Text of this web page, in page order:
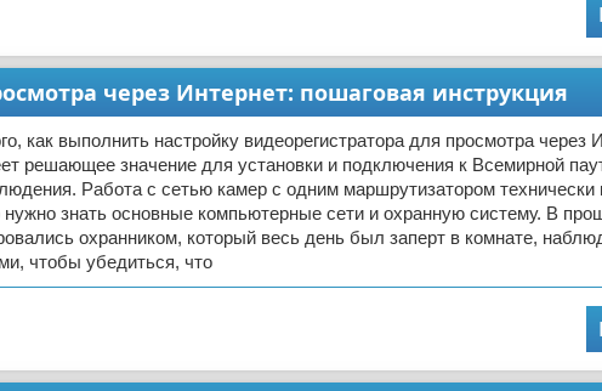
через Интернет: пошаговая инструкция
как выполнить настройку видеорегистратора для просмотра через
решающее значение для установки и подключения к Всемирной
Работа с сетью камер с одним маршрутизатором технически
нужно знать основные компьютерные сети и охранную систему. В
охранником, который весь день был заперт в комнате,
чтобы убедиться, что